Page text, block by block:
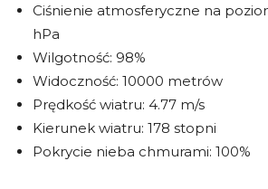
Ciśnienie atmosferyczne na
hPa
Wilgotność: 98%
Widoczność: 10000 metrów
Prędkość wiatru: 4.77 m/s
Kierunek wiatru: 178 stopni
Pokrycie nieba chmurami: 100%